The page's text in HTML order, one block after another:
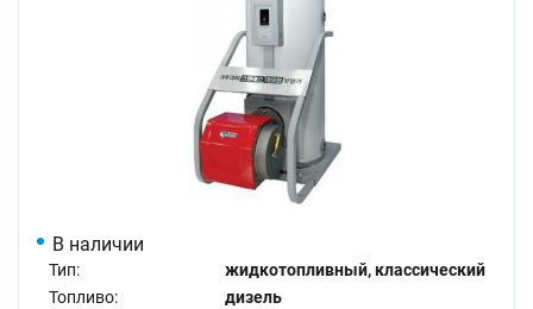
В наличии
Тип:
жидкотопливный, классический
Топливо:
дизель